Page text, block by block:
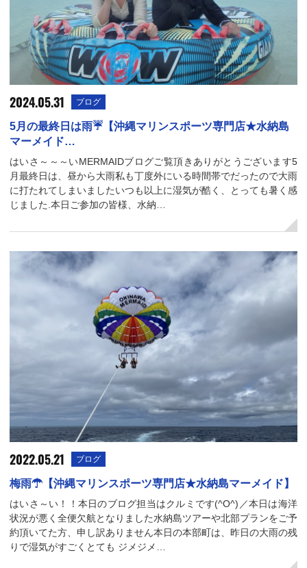
2024.05.31 ブログ
5月の最終日は雨☔【沖縄マリンスポーツ専門店★水納島
マーメイド…
はいさ～～～いMERMAIDブログご覧頂きありがとうございます5
月最終日は、昼から大雨私も丁度外にいる時間帯でだったので大雨
に打たれてしまいましたいつも以上に湿気が酷く、とっても暑く感
じました.本日ご参加の皆様、水納…
2022.05.21 ブログ
梅雨☂【沖縄マリンスポーツ専門店★水納島マーメイド】
はいさ～い！！本日のブログ担当はクルミです(^O^)／本日は海洋
状況が悪く全便欠航となりました水納島ツアーや北部プランをご予
約頂いてた方、申し訳ありません本日の本部町は、昨日の大雨の残
りで湿気がすごくとても ジメジメ…